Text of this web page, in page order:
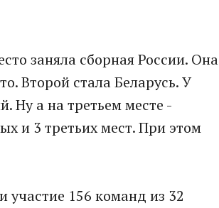
заняла сборная России. Она
Второй стала Беларусь. У
Ну а на третьем месте -
и 3 третьих мест. При этом
участие 156 команд из 32